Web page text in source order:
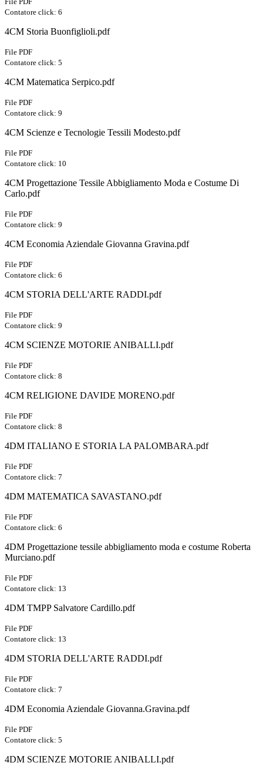
Contatore click: 6
4CM Storia Buonfiglioli.pdf
File PDF
Contatore click: 5
4CM Matematica Serpico.pdf
File PDF
Contatore click: 9
4CM Scienze e Tecnologie Tessili Modesto.pdf
File PDF
Contatore click: 10
4CM Progettazione Tessile Abbigliamento Moda e Costume Di
Carlo.pdf
File PDF
Contatore click: 9
4CM Economia Aziendale Giovanna Gravina.pdf
File PDF
Contatore click: 6
4CM STORIA DELL'ARTE RADDI.pdf
File PDF
Contatore click: 9
4CM SCIENZE MOTORIE ANIBALLI.pdf
File PDF
Contatore click: 8
4CM RELIGIONE DAVIDE MORENO.pdf
File PDF
Contatore click: 8
4DM ITALIANO E STORIA LA PALOMBARA.pdf
File PDF
Contatore click: 7
4DM MATEMATICA SAVASTANO.pdf
File PDF
Contatore click: 6
4DM Progettazione tessile abbigliamento moda e costume Roberta
Murciano.pdf
File PDF
Contatore click: 13
4DM TMPP Salvatore Cardillo.pdf
File PDF
Contatore click: 13
4DM STORIA DELL'ARTE RADDI.pdf
File PDF
Contatore click: 7
4DM Economia Aziendale Giovanna.Gravina.pdf
File PDF
Contatore click: 5
4DM SCIENZE MOTORIE ANIBALLI.pdf